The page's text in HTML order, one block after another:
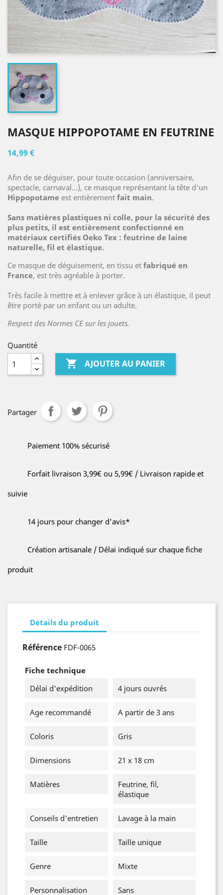
MASQUE HIPPOPOTAME EN FEUTRINE
14,99 €
Afin de se déguiser, pour toute occasion (anniversaire,
spectacle, carnaval...), ce masque représentant la tête d'un
Hippopotame est entièrement fait main.
Sans matières plastiques ni colle, pour la sécurité des
plus petits, il est entièrement confectionné en
matériaux certifiés Oeko Tex : feutrine de laine
naturelle, fil et élastique.
Ce masque de déguisement, en tissu et fabriqué en
France, est très agréable à porter.
Très facile à mettre et à enlever grâce à un élastique, il peut
être porté par un enfant ou un adulte.
Respect des Normes CE sur les jouets.
Quantité
 AJOUTER AU PANIER
Partager
Paiement 100% sécurisé
Forfait livraison 3,99€ ou 5,99€ / Livraison rapide et
suivie
14 jours pour changer d'avis*
Création artisanale / Délai indiqué sur chaque fiche
produit
Détails du produit
Référence FDF-0065
Fiche technique
Délai d'expédition
4 jours ouvrés
Age recommandé A partir de 3 ans
Coloris Gris
Dimensions 21 x 18 cm
Matières
Feutrine, fil,
élastique
Conseils d'entretien Lavage à la main
Taille Taille unique
Genre Mixte
Personnalisation Sans